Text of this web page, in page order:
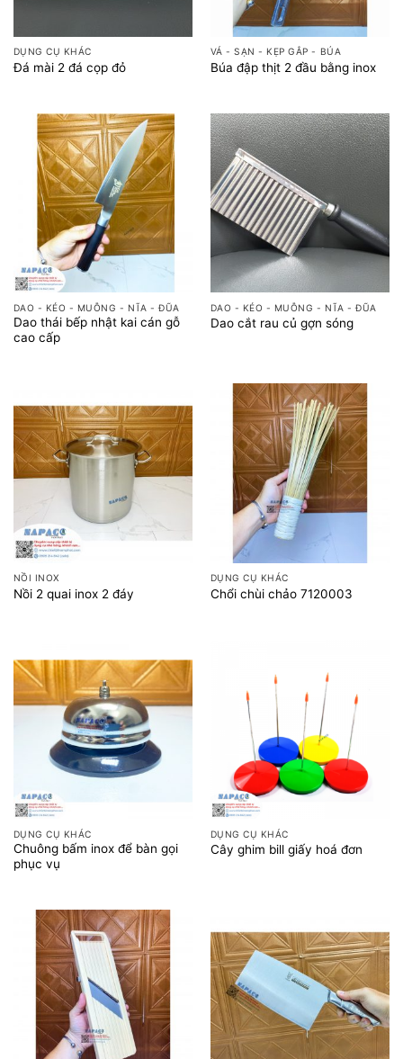
DỤNG CỤ KHÁC
Đá mài 2 đá cọp đỏ
VÁ - SẠN - KẸP GẮP - BÚA
Búa đập thịt 2 đầu bằng inox
DAO - KÉO - MUỖNG - NĨA - ĐŨA
Dao thái bếp nhật kai cán gỗ
cao cấp
DAO - KÉO - MUỖNG - NĨA - ĐŨA
Dao cắt rau củ gợn sóng
NỒI INOX
Nồi 2 quai inox 2 đáy
DỤNG CỤ KHÁC
Chổi chùi chảo 7120003
DỤNG CỤ KHÁC
Chuông bấm inox để bàn gọi
phục vụ
DỤNG CỤ KHÁC
Cây ghim bill giấy hoá đơn